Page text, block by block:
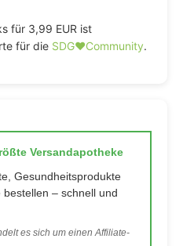
für 3,99 EUR ist
für die SDG♥️Community.
Versandapotheke
Gesundheitsprodukte
– schnell und
es sich um einen Affiliate-